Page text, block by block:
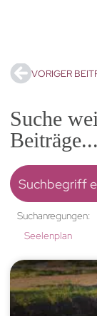
VORIGER
Suche
Beiträge...
Suchanregungen:
Seelenplan